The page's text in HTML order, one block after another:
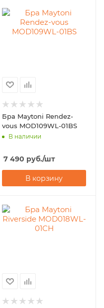
Бра Maytoni Rendez-
vous MOD109WL-01BS
В наличии
7 490 руб./шт
В корзину